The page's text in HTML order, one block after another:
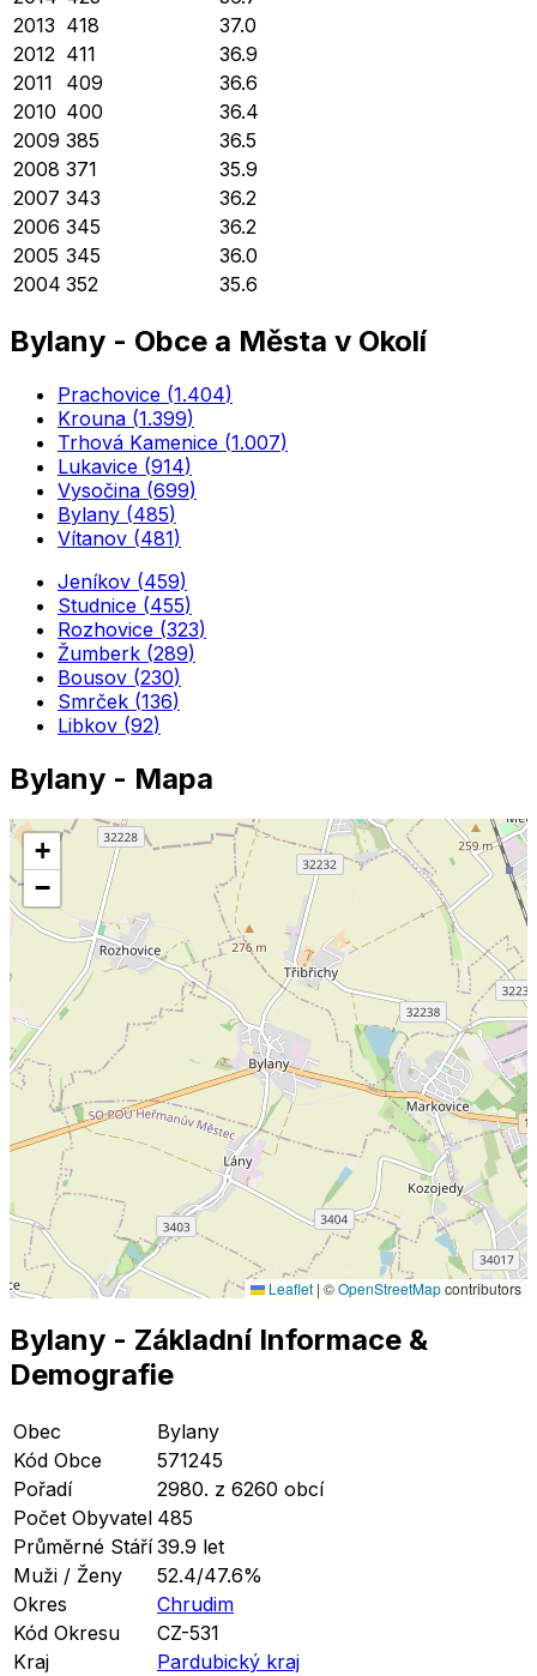
2013 418
37.0
2012 411
36.9
2011
409
36.6
2010 400
36.4
2009 385
36.5
2008 371
35.9
2007 343
36.2
2006 345
36.2
2005 345
36.0
2004 352 35.6
Bylany - Obce a Města v Okolí
Prachovice (1.404)
Krouna (1.399)
Trhová Kamenice (1.007)
Lukavice (914)
Vysočina (699)
Bylany (485)
Vítanov (481)
Jeníkov (459)
Studnice (455)
Rozhovice (323)
Žumberk (289)
Bousov (230)
Smrček (136)
Libkov (92)
Bylany - Mapa
+
−
Leaflet | ©OpenStreetMapcontributors
Bylany - Základní Informace &
Demografie
Obec
Bylany
Kód Obce
571245
Pořadí
2980. z 6260 obcí
Počet Obyvatel 485
Průměrné Stáří 39.9 let
Muži / Ženy
52.4/47.6%
Okres
Chrudim
Kód Okresu
CZ-531
Kraj
Pardubický kraj